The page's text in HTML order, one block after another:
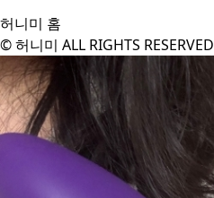
허니미 홈
© 허니미 ALL RIGHTS RESERVED